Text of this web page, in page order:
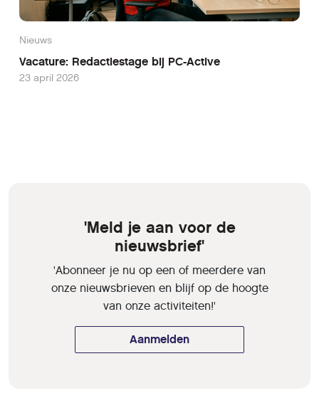
Nieuws
Vacature: Redactiestage bij PC-Active
23 april 2026
'Meld je aan voor de
nieuwsbrief'
'Abonneer je nu op een of meerdere van
onze nieuwsbrieven en blijf op de hoogte
van onze activiteiten!'
Aanmelden